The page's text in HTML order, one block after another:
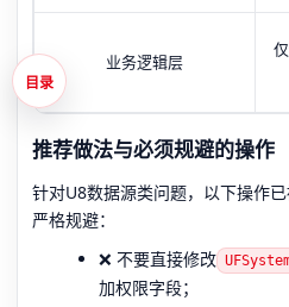
业务逻辑层
推荐做法与必须规避的操作
针对U8数据源类问题，以下操作
严格规避：
❌ 不要直接修改
加权限字段；
目录